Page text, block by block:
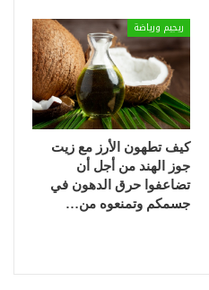
ريجيم ورياضة
كيف تطهون الأرز مع زيت
جوز الهند من أجل أن
تضاعفوا حرق الدهون في
جسمكم وتمنعوه من…